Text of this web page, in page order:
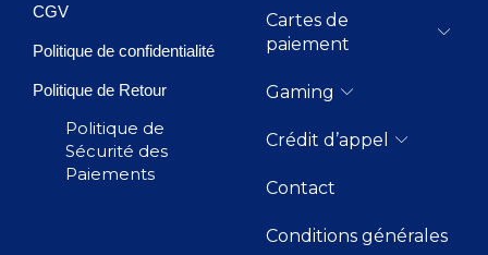
CGV
Politique de confidentialité
Politique de Retour
Politique de
Sécurité des
Paiements
Cartes de
paiement
Gaming
Crédit d’appel
Contact
Conditions générales